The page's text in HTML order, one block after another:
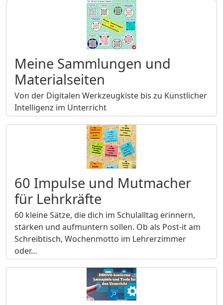
Meine Sammlungen und
Materialseiten
Von der Digitalen Werkzeugkiste bis zu Künstlicher
Intelligenz im Unterricht
60 Impulse und Mutmacher
für Lehrkräfte
60 kleine Sätze, die dich im Schulalltag erinnern,
stärken und aufmuntern sollen. Ob als Post-it am
Schreibtisch, Wochenmotto im Lehrerzimmer
oder…